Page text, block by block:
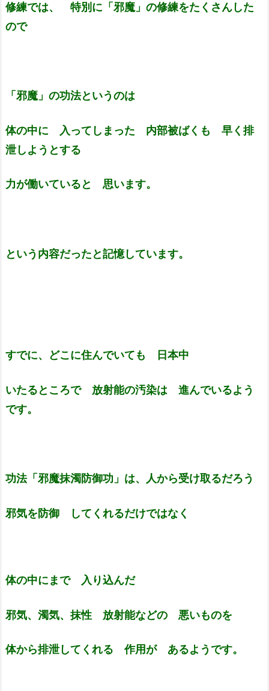
修練では、 特別に「邪魔」の修練をたくさんした
ので
「邪魔」の功法というのは
体の中に 入ってしまった 内部被ばくも 早く排
泄しようとする
力が働いていると 思います。
という内容だったと記憶しています。
すでに、どこに住んでいても 日本中
いたるところで 放射能の汚染は 進んでいるよう
です。
功法「邪魔抹濁防御功」は、人から受け取るだろう
邪気を防御 してくれるだけではなく
体の中にまで 入り込んだ
邪気、濁気、抹性 放射能などの 悪いものを
体から排泄してくれる作用が あるようです。